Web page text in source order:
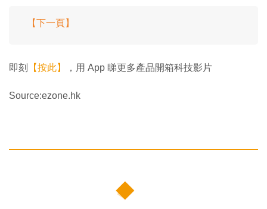
【下一頁】
即刻 【按此】 ，用 App 睇更多產品開箱科技影片
Source:ezone.hk